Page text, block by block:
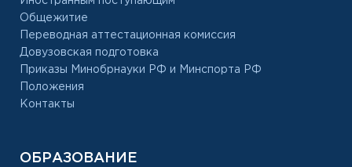
Общежитие
Переводная аттестационная комиссия
Довузовская подготовка
Приказы Минобрнауки РФ и Минспорта РФ
Положения
Контакты
ОБРАЗОВАНИЕ